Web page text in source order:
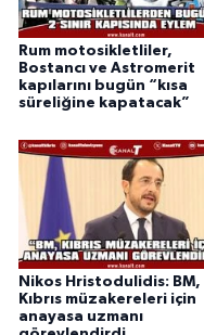
Rum motosikletliler,
Bostancı ve Astromerit
kapılarını bugün “kısa
süreliğine kapatacak”
Nikos Hristodulidis: BM,
Kıbrıs müzakereleri için
anayasa uzmanı